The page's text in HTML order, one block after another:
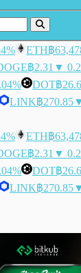
ETH฿
฿2.31 ▼
DOT฿
LINK฿270.85
ETH฿
฿2.31 ▼
DOT฿
LINK฿270.85